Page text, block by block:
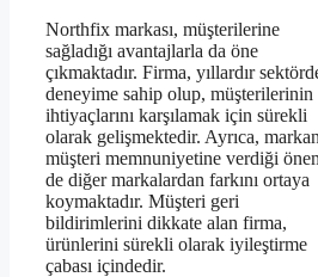
Northfix markası, müşterilerine
sağladığı avantajlarla da öne
çıkmaktadır. Firma, yıllardır
deneyime sahip olup, müşterilerinin
ihtiyaçlarını karşılamak için sürekli
olarak gelişmektedir. Ayrıca,
müşteri memnuniyetine verdiği
de diğer markalardan farkını ortaya
koymaktadır. Müşteri geri
bildirimlerini dikkate alan firma,
ürünlerini sürekli olarak iyileştirme
çabası içindedir.